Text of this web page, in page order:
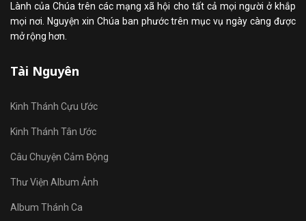
Lành của Chúa trên các mạng xã hội cho tất cả mọi người ở khắp
mọi nơi. Nguyện xin Chúa ban phước trên mục vụ ngày càng được
mở rộng hơn.
Tài Nguyên
Kinh Thánh Cựu Ước
Kinh Thánh Tân Ước
Câu Chuyện Cảm Động
Thư Viện Album Ảnh
Album Thánh Ca